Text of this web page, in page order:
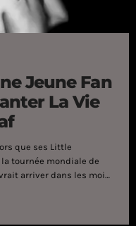
Jeune Fan
La Vie
que ses Little
tournée mondiale de
arriver dans les mois
retour à Las Vegas
le lancement de sa